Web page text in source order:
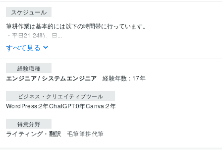
スケジュール
筆耕作業は基本的には以下の時間帯に行っています。
・平日21-24時、日...
すべて見る
経験職種
エンジニア / システムエンジニア 経験年数 : 17年
ビジネス・クリエイティブツール
WordPress:2年ChatGPT:0年Canva:2年
得意分野
ライティング・翻訳 毛筆筆耕代筆